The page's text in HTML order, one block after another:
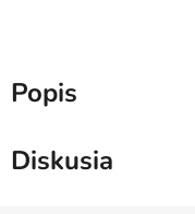
Popis
Diskusia